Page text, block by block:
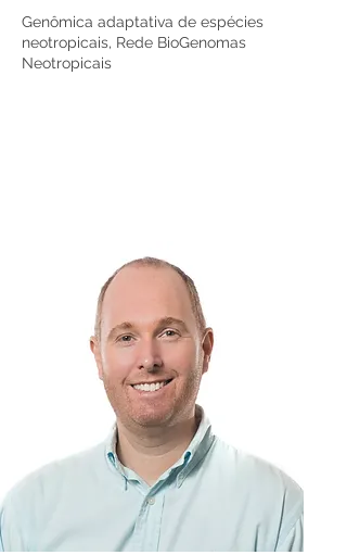
Genômica adaptativa de espécies
neotropicais, Rede BioGenomas
Neotropicais